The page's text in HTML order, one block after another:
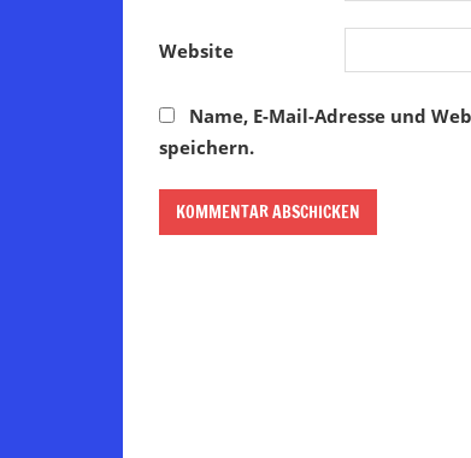
Website
Name, E-Mail-Adresse und
speichern.